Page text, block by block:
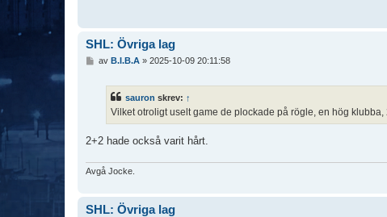
SHL: Övriga lag
av B.I.B.A» 2025-10-09 20:11:58
sauron skrev: ↑
Vilket otroligt uselt game de plockade på rögle, en hög klubba,
2+2 hade också varit hårt.
Avgå Jocke.
SHL: Övriga lag